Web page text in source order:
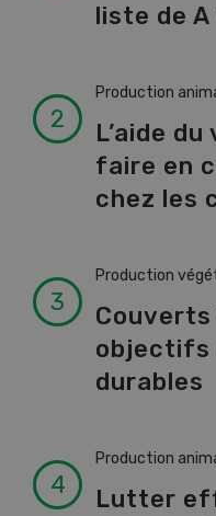
liste de A
Production
L’aide
faire en
chez les
Production
objectifs
durables
Production
Lutter